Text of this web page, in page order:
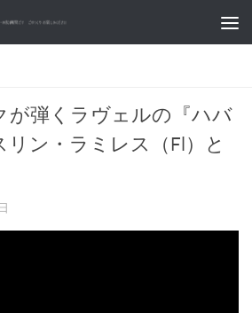
プ
が弾くラヴェルの『ハバ
ン・ラミレス（Fl）と